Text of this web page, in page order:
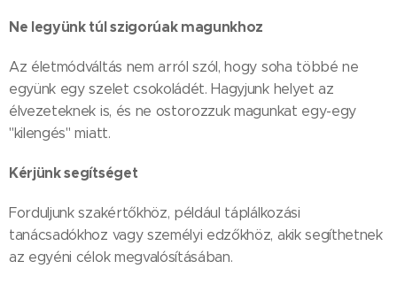
Ne legyünk túl szigorúak magunkhoz
Az életmódváltás nem arról szól, hogy soha többé ne
együnk egy szelet csokoládét. Hagyjunk helyet az
élvezeteknek is, és ne ostorozzuk magunkat egy-egy
"kilengés" miatt.
Kérjünk segítséget
Forduljunk szakértőkhöz, például táplálkozási
tanácsadókhoz vagy személyi edzőkhöz, akik segíthetnek
az egyéni célok megvalósításában.